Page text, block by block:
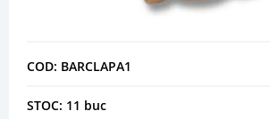
COD: BARCLAPA1
STOC: 11 buc